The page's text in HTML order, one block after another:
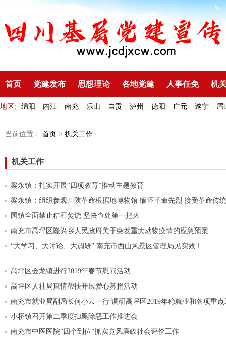
首页 党建发布 思想理论 各地党建 人事任免 机
地区: 绵阳 内江 南充 乐山 自贡 泸州 德阳 广元 遂宁 眉
当前位置： 首页 > 机关工作
机关工作
梁永镇：扎实开展“四项教育”推动主题教育
梁永镇：组织参观川陕革命根据地博物馆 缅怀革命先烈 接受革命传
园镇全面禁止秸秆焚烧 坚决查处第一把火
南充市高坪区隆兴乡人民政府关于突发重大动物疫情的应急预案
“大学习、大讨论、大调研” 南充市西山风景区管理局见实效！
高坪区会龙镇进行2019年春节慰问活动
高坪区人社局真情帮扶开展爱心募捐活动
南充市就业局副局长何小云一行 调研高坪区2019年稳就业和各项重点
小桥镇召开第二季度扫黑除恶工作推进会
南充市中医医院“四个到位”抓实党风廉政社会评价工作